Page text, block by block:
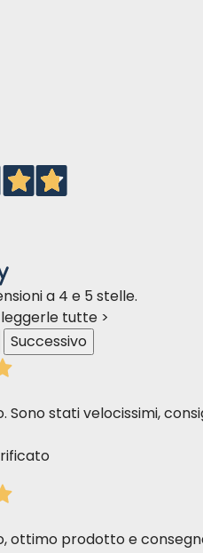
a 4 e 5 stelle.
tutte >
Successivo
stati velocissimi,
ottimo prodotto e